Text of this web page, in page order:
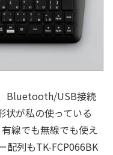
Bluetooth/USB接続
状が私の使っている
線でも無線でも使え
配列もTK-FCP066BK